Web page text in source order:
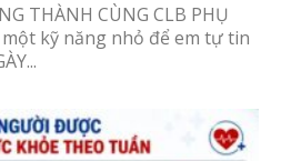
THÀNH CÙNG CLB PHỤ
kỹ năng nhỏ để em tự tin